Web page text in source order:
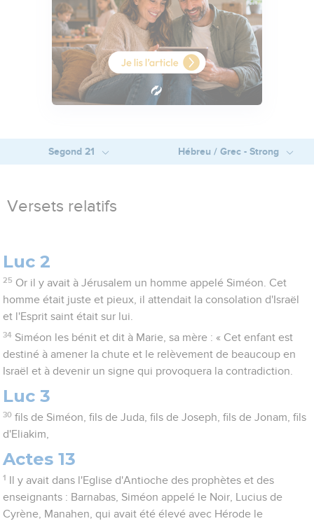
Segond 21 Hébreu / Grec - Strong
Versets relatifs
Luc 2
25 Or il y avait à Jérusalem un homme appelé Siméon. Cet
homme était juste et pieux, il attendait la consolation d'Israël
et l'Esprit saint était sur lui.
34 Siméon les bénit et dit à Marie, sa mère : « Cet enfant est
destiné à amener la chute et le relèvement de beaucoup en
Israël et à devenir un signe qui provoquera la contradiction.
Luc 3
30 fils de Siméon, fils de Juda, fils de Joseph, fils de Jonam, fils
d'Eliakim,
Actes 13
1
Il y avait dans l'Eglise d'Antioche des prophètes et des
enseignants : Barnabas, Siméon appelé le Noir, Lucius de
Cyrène, Manahen, qui avait été élevé avec Hérode le